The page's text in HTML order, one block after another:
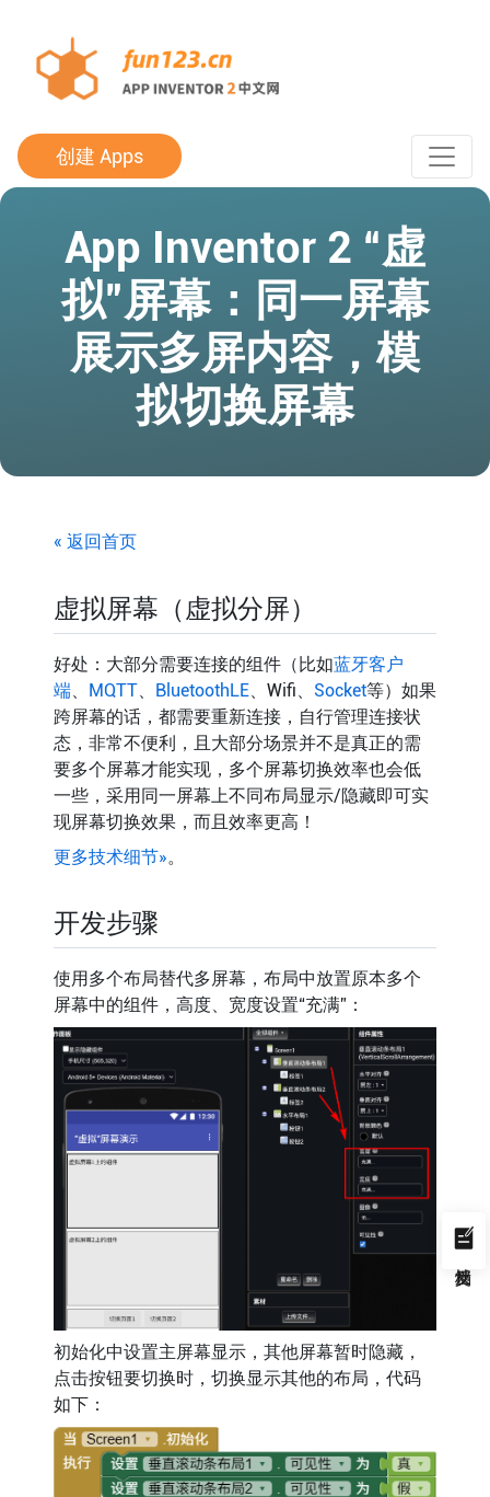
创建 Apps
App Inventor 2 “虚
拟”屏幕：同一屏幕
展示多屏内容，模
拟切换屏幕
« 返回首页
虚拟屏幕（虚拟分屏）
好处：大部分需要连接的组件（比如蓝牙客户
端、 MQTT、 BluetoothLE、Wifi、 Socket等）如果
跨屏幕的话，都需要重新连接，自行管理连接状
态，非常不便利，且大部分场景并不是真正的需
要多个屏幕才能实现，多个屏幕切换效率也会低
一些，采用同一屏幕上不同布局显示/隐藏即可实
现屏幕切换效果，而且效率更高！
更多技术细节»。
开发步骤
使用多个布局替代多屏幕，布局中放置原本多个
屏幕中的组件，高度、宽度设置“充满”：
初始化中设置主屏幕显示，其他屏幕暂时隐藏，
点击按钮要切换时，切换显示其他的布局，代码
如下：